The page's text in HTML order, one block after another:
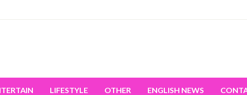
LIFESTYLE OTHER ENGLISH NEWS